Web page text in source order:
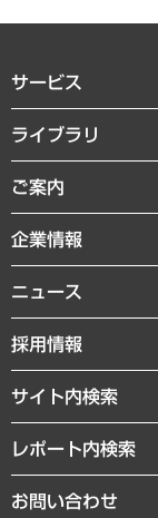
サービス
経営戦略
組織・人事戦略
デジタルイノベーション
共生・ダイバーシティ
GRC（ガバナンス・リ
経済・産業・雇用・労働
まちづくり・観光・交
自然資源・農林水産業
ライブラリ
経済調査
レポート
コラム
経営用語集
受託・受注実績（官公
メディア掲載・出演
ご案内
セミナー・イベント情報
MUFGビジネスセミナー
受託案件情報
企業情報
私たちの想い
社長メッセージ
会社概要
沿革
組織図・本部部室紹介
インドネシア現地法人
ニュース
ニュースリリース
お知らせ
採用情報
サイト内検索
レポート内検索
お問い合わせ